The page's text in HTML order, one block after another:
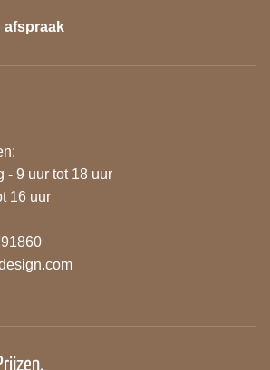
afspraak
- 9 uur tot 18 uur
16 uur